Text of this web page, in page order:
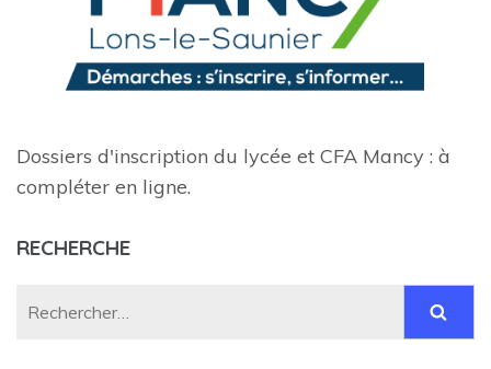
Dossiers d'inscription du lycée et CFA Mancy : à
compléter en ligne.
RECHERCHE
Rechercher :